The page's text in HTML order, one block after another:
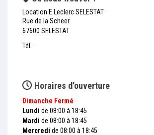
Location E.Leclerc SELESTAT
Rue de la Scheer
67600 SELESTAT
Tél. :
Horaires d'ouverture
Dimanche Fermé
Lundi de 08:00 à 18:45
Mardi de 08:00 à 18:45
Mercredi de 08:00 à 18:45